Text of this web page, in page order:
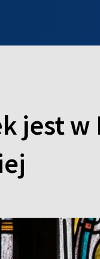
jest